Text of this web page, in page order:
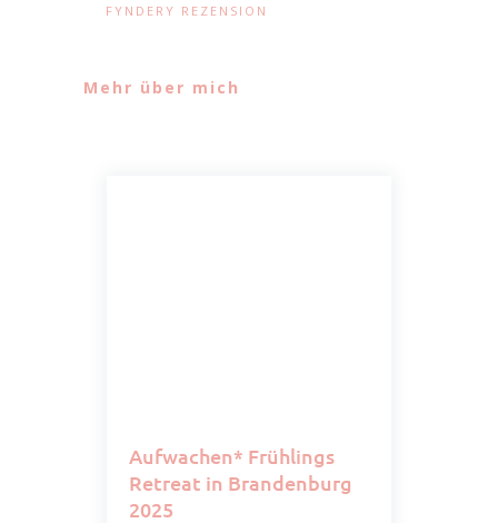
FYNDERY REZENSION
Mehr über mich
Aufwachen* Frühlings
Retreat in Brandenburg
2025